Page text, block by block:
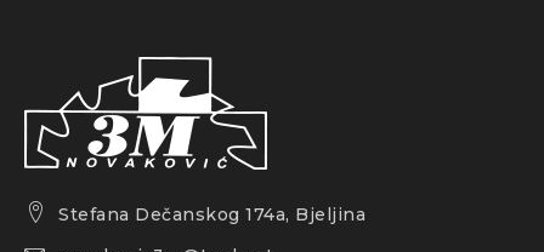
Stefana Dečanskog 174a, Bjeljina